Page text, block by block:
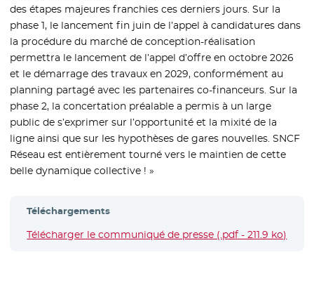
des étapes majeures franchies ces derniers jours. Sur la
phase 1, le lancement fin juin de l’appel à candidatures dans
la procédure du marché de conception-réalisation
permettra le lancement de l’appel d’offre en octobre 2026
et le démarrage des travaux en 2029, conformément au
planning partagé avec les partenaires co-financeurs. Sur la
phase 2, la concertation préalable a permis à un large
public de s’exprimer sur l’opportunité et la mixité de la
ligne ainsi que sur les hypothèses de gares nouvelles. SNCF
Réseau est entièrement tourné vers le maintien de cette
belle dynamique collective ! »
Téléchargements
Télécharger le communiqué de presse (.pdf - 211.9 ko)